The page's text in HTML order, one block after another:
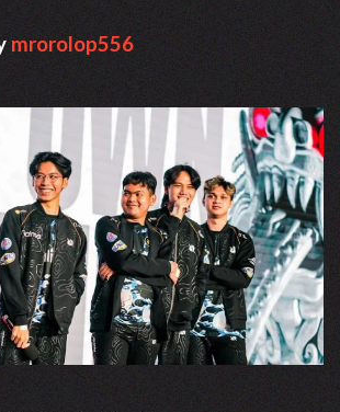
mrorolop556